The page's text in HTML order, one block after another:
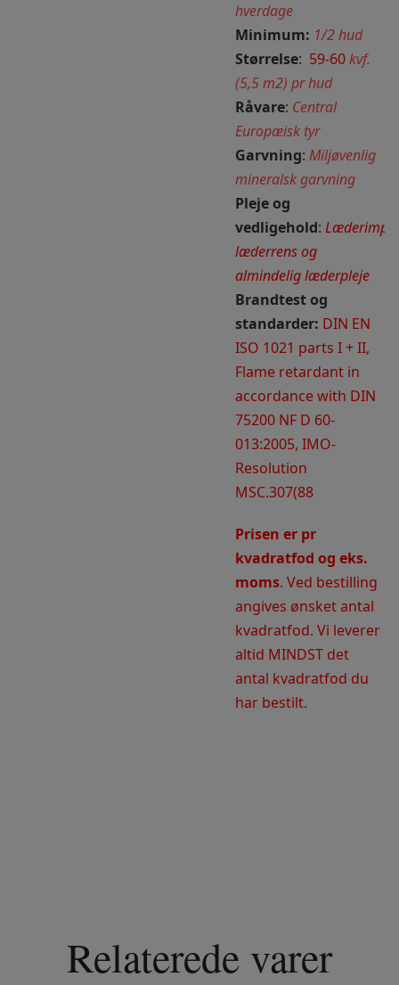
hverdage
Minimum: 1/2 hud
Størrelse: 59-60kvf.
(5,5 m2) pr hud
Råvare: Central
Europæisk tyr
Garvning: Miljøvenlig
mineralsk garvning
Pleje og
vedligehold:
læderrens og
almindelig læderpleje
Brandtest og
standarder: DIN EN
ISO 1021 parts I + II,
Flame retardant in
accordance with DIN
75200 NF D 60-
013:2005, IMO-
Resolution
MSC.307(88
Prisen er pr
kvadratfod og eks.
moms. Ved bestilling
angives ønsket antal
kvadratfod. Vi leverer
altid MINDST det
antal kvadratfod du
har bestilt.
Relaterede varer